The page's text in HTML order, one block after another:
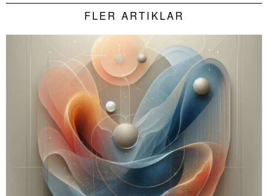
FLER ARTIKLAR